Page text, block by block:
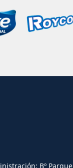
Bº Parque